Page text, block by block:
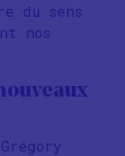
du sens
nos